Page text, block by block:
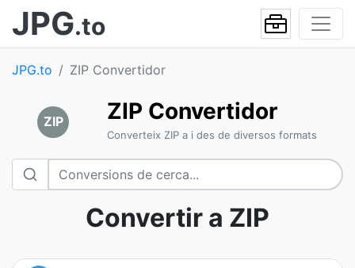
JPG.to
JPG.to ZIP Convertidor
ZIP ZIP Convertidor
Converteix ZIP a i des de diversos formats
Convertir a ZIP